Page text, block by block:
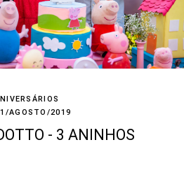
AGOSTO/2019
- 3 ANINHOS